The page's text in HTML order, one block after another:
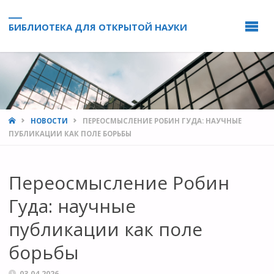
БИБЛИОТЕКА ДЛЯ ОТКРЫТОЙ НАУКИ
HOMEНОВОСТИ
ПЕРЕОСМЫСЛЕНИЕ РОБИН ГУДА: НАУЧНЫЕ
ПУБЛИКАЦИИ КАК ПОЛЕ БОРЬБЫ
Переосмысление Робин
Гуда: научные
публикации как поле
борьбы